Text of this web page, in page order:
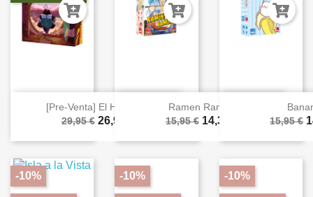
[Pre-Venta] El Hobbit:...
29,95 € 26,96 €
Ramen Ramen
15,95 € 14,36 €
15,95 €
-10% -10% -10%